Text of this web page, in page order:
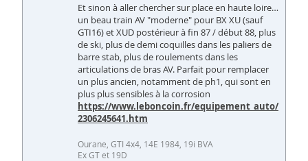
Et sinon à aller chercher sur place en haute loire…
un beau train AV "moderne" pour BX XU (sauf
GTI16) et XUD postérieur à fin 87 / début 88, plus
de ski, plus de demi coquilles dans les paliers de
barre stab, plus de roulements dans les
articulations de bras AV. Parfait pour remplacer
un plus ancien, notamment de ph1, qui sont en
plus plus sensibles à la corrosion
https://www.leboncoin.fr/equipement_auto/
2306245641.htm
Ourane, GTI 4x4, 14E 1984, 19i BVA
Ex GT et 19D